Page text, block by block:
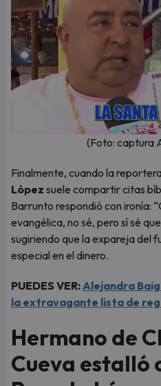
(Foto: captura
Finalmente, cuando la
López suele compartir citas
Barrunto respondió con ironía:
evangélica, no sé, pero sí sé
sugiriendo que la expareja del
especial en el dinero.
PUEDES VER:Alejandra
la extravagante lista de
Hermano de
Cueva estalló